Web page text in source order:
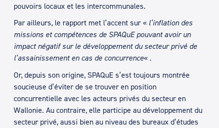
pouvoirs locaux et les intercommunales.
Par ailleurs, le rapport met l’accent sur « l’inflation des
missions et compétences de SPAQuE pouvant avoir un
impact négatif sur le développement du secteur privé de
l’assainissement en cas de concurrence« .
Or, depuis son origine, SPAQuE s’est toujours montrée
soucieuse d’éviter de se trouver en position
concurrentielle avec les acteurs privés du secteur en
Wallonie. Au contraire, elle participe au développement du
secteur privé, aussi bien au niveau des bureaux d’études